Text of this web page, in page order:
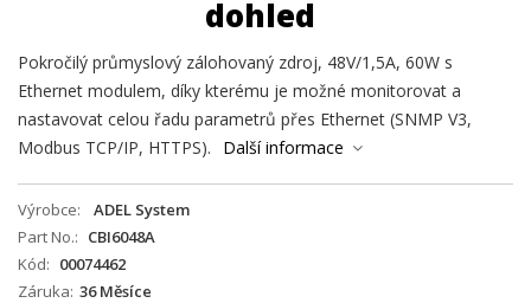
dohled
Pokročilý průmyslový zálohovaný zdroj, 48V/1,5A, 60W s
Ethernet modulem, díky kterému je možné monitorovat a
nastavovat celou řadu parametrů přes Ethernet (SNMP V3,
Modbus TCP/IP, HTTPS).
Další informace
Výrobce
ADEL System
Part No.
CBI6048A
Kód
00074462
Záruka 36 Měsíce